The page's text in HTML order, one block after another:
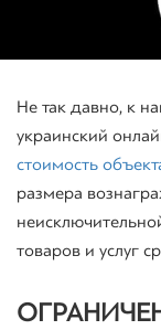
Не так давно, к
украинский
стоимость
размера
товаров и услуг